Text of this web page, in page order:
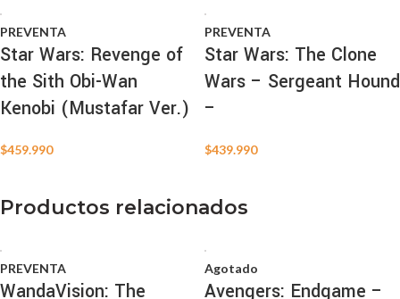
PREVENTA
Star Wars: Revenge of
the Sith Obi-Wan
Kenobi (Mustafar Ver.)
$459.990
PREVENTA
Star Wars: The Clone
Wars – Sergeant Hound
–
$439.990
Productos relacionados
PREVENTA
WandaVision: The
Agotado
Avengers: Endgame –